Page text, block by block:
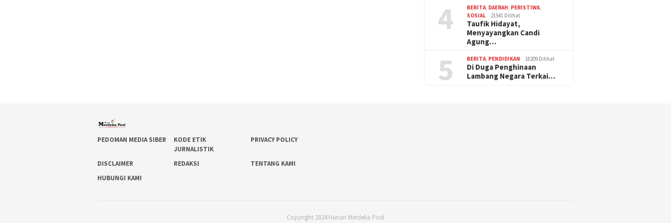
4 BERITA, DAERAH, PERISTIWA,
SOSIAL
21541 Dilihat
Taufik Hidayat,
Menyayangkan Candi
Agung…
5 BERITA, PENDIDIKAN 18209 Dilihat
Di Duga Penghinaan
Lambang Negara Terkai…
PEDOMAN MEDIA SIBER
KODE ETIK
JURNALISTIK
PRIVACY POLICY
DISCLAIMER REDAKSI
TENTANG KAMI
HUBUNGI KAMI
Copyright 2024 Harian Merdeka Post